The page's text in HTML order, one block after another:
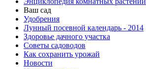
Ваш сад
Удобрения
Лунный посевной календарь - 2014
Здоровье дачного участка
Советы садоводов
Как сохранить урожай
Новости